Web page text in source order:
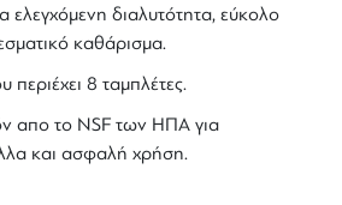
ελεγχόμενη διαλυτότητα, εύκολο
καθάρισμα.
8 ταμπλέτες.
απο το NSF των ΗΠΑ για
και ασφαλή χρήση.